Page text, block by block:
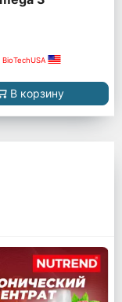
BioTechUSA
В корзину